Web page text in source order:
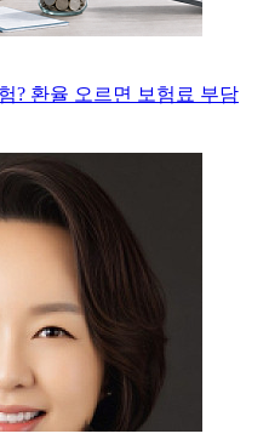
? 환율 오르면 보험료 부담